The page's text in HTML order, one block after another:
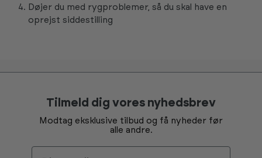
Døjer du med rygproblemer, så du skal have en
oprejst siddestilling
Tilmeld dig vores nyhedsbrev
Modtag eksklusive tilbud og få nyheder før
alle andre.
Email